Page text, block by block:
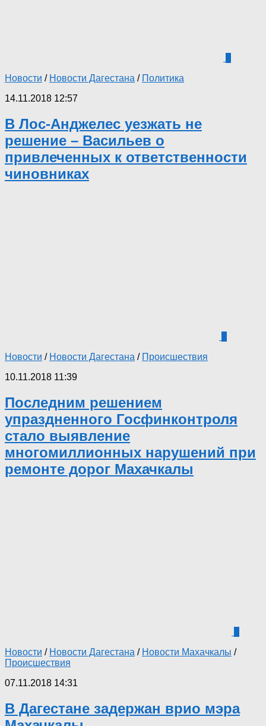
Новости / Новости Дагестана / Политика
14.11.2018 12:57
В Лос-Анджелес уезжать не
решение – Васильев о
привлеченных к ответственности
чиновниках
Новости / Новости Дагестана / Происшествия
10.11.2018 11:39
Последним решением
упраздненного Госфинконтроля
стало выявление
многомиллионных нарушений при
ремонте дорог Махачкалы
Новости / Новости Дагестана / Новости Махачкалы /
Происшествия
07.11.2018 14:31
В Дагестане задержан врио мэра